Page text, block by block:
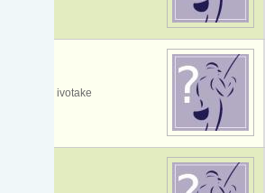
ivotake